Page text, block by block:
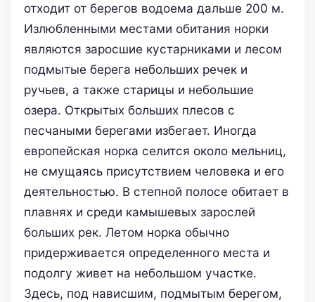
отходит от берегов водоема дальше 200 м.
Излюбленными местами обитания норки
являются заросшие кустарниками и лесом
подмытые берега небольших речек и
ручьев, а также старицы и небольшие
озера. Открытых больших плесов с
песчаными берегами избегает. Иногда
европейская норка селится около мельниц,
не смущаясь присутствием человека и его
деятельностью. В степной полосе обитает в
плавнях и среди камышевых зарослей
больших рек. Летом норка обычно
придерживается определенного места и
подолгу живет на небольшом участке.
Здесь, под нависшим, подмытым берегом,